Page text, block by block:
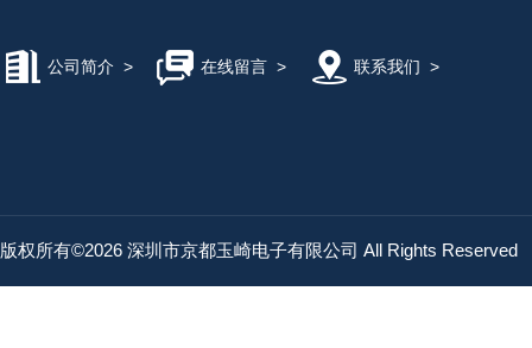
公司简介 > 在线留言> 联系我们 >
版权所有©2026 深圳市京都玉崎电子有限公司 All Rights Reserved